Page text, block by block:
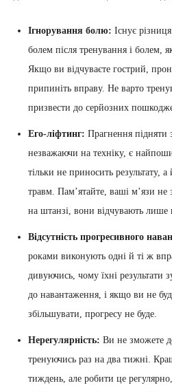
Ігнорування болю: Існує
болем після тренування і болем,
Якщо ви відчуваєте гострий,
припиніть вправу. Не варто
призвести до серйозних
Его-ліфтинг: Прагнення підняти
незважаючи на техніку, є
тільки не приносить результату,
травм. Пам’ятайте, ваші м’язи не
на штанзі, вони відчувають лише
Відсутність прогресивного
роками виконують одні й ті ж
дивуючись, чому їхні результати
до навантаження, і якщо ви не
збільшувати, прогресу не буде.
Нерегулярність: Ви не зможете
тренуючись раз на два тижні.
тиждень, але робити це